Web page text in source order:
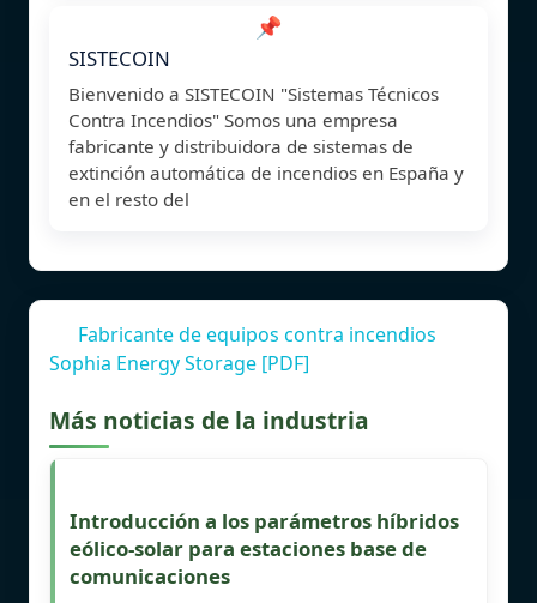
📌
SISTECOIN
Bienvenido a SISTECOIN "Sistemas Técnicos
Contra Incendios" Somos una empresa
fabricante y distribuidora de sistemas de
extinción automática de incendios en España y
en el resto del
Fabricante de equipos contra incendios
Sophia Energy Storage [PDF]
Más noticias de la industria
Introducción a los parámetros híbridos
eólico-solar para estaciones base de
comunicaciones